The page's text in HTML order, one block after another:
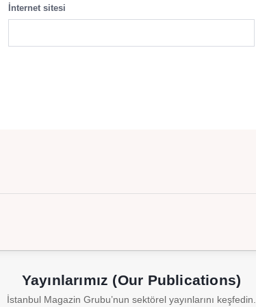
İnternet sitesi
Yayınlarımız (Our Publications)
İstanbul Magazin Grubu’nun sektörel yayınlarını keşfedin.